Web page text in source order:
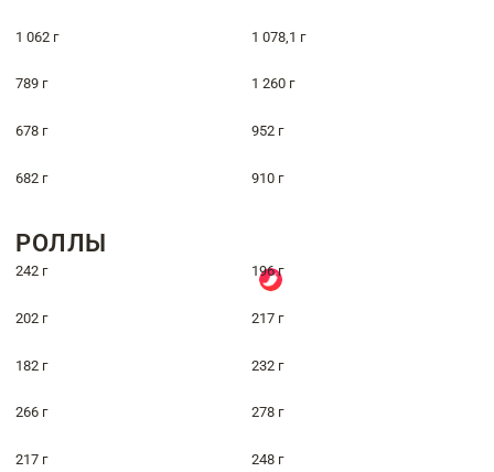
1 062 г 1 078,1 г
789 г 1 260 г
678 г 952 г
682 г 910 г
РОЛЛЫ
242 г 196 г
202 г 217 г
182 г 232 г
266 г 278 г
217 г 248 г